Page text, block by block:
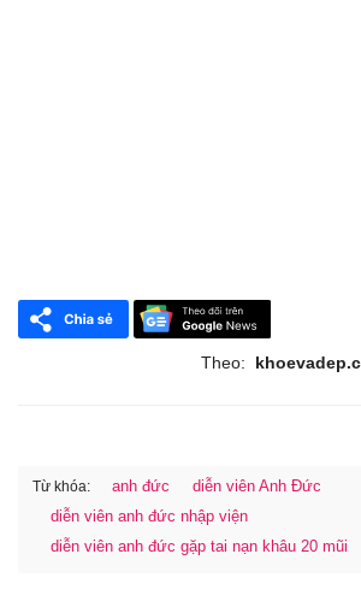
Theo:
Từ khóa: anh đức
diễn viên Anh Đức
diễn viên anh đức nhập viện
diễn viên anh đức gặp tai nạn khâu 20 mũi